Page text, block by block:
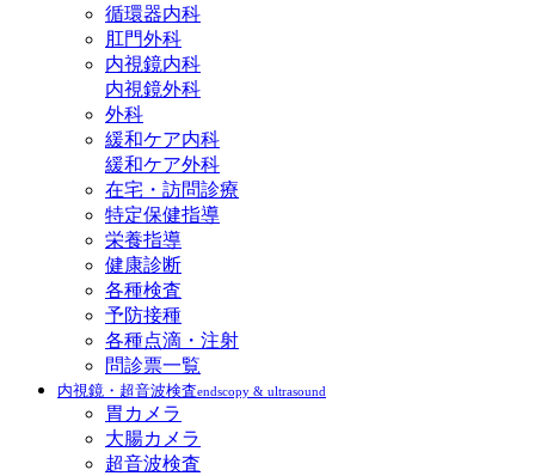
循環器内科
肛門外科
内視鏡内科
内視鏡外科
外科
緩和ケア内科
緩和ケア外科
在宅・訪問診療
特定保健指導
栄養指導
健康診断
各種検査
予防接種
各種点滴・注射
問診票一覧
内視鏡・超音波検査endscopy & ultrasound
胃カメラ
大腸カメラ
超音波検査